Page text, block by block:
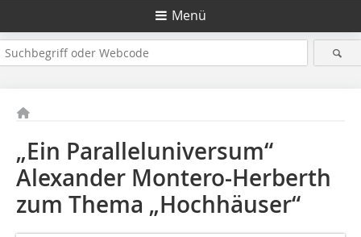
Menü
„Ein Paralleluniversum“
Alexander Montero-Herberth
zum Thema „Hochhäuser“